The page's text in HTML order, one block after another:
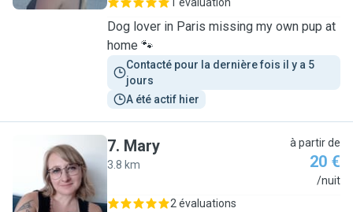
Dog lover in Paris missing my own pup at
home 🐾
Contacté pour la dernière fois il y a 5
jours
A été actif hier
M
7. Mary
3.8 km
à partir de
20 €
/nuit
2 évaluations